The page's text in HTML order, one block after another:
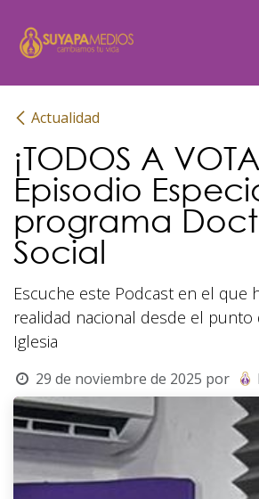
Actualidad
¡TODOS A
Episodio
programa
Social
Escuche este Podcast en el que
realidad nacional desde el punto
Iglesia
29 de noviembre de 2025 por